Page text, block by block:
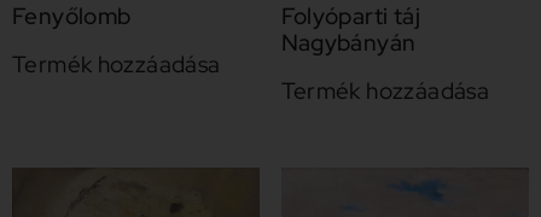
Fenyőlomb
Termék hozzáadása
Folyóparti táj
Nagybányán
Termék hozzáadása